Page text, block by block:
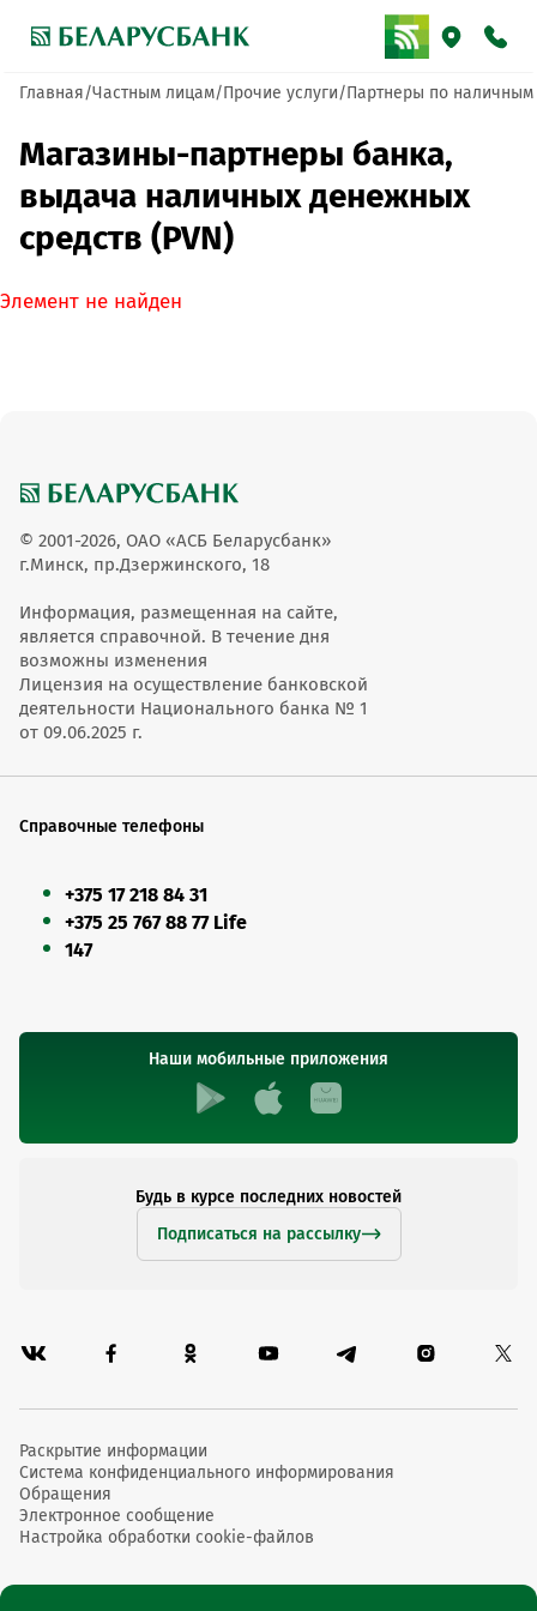
Главная Частным лицам Прочие услуги Партнеры по наличным
Магазины-партнеры банка,
выдача наличных денежных
средств (PVN)
Элемент не найден
© 2001-2026, ОАО «АСБ Беларусбанк»
г.Минск, пр.Дзержинского, 18
Информация, размещенная на сайте,
является справочной. В течение дня
возможны изменения
Лицензия на осуществление банковской
деятельности Национального банка № 1
от 09.06.2025 г.
Справочные телефоны
+375 17 218 84 31
+375 25 767 88 77 Life
147
Наши мобильные приложения
Будь в курсе последних новостей
Подписаться на рассылку
Раскрытие информации
Система конфиденциального информирования
Обращения
Электронное сообщение
Настройка обработки cookie-файлов